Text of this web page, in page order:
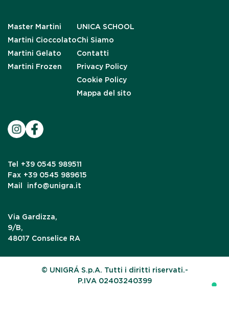
Master Martini
Martini Cioccolato
Martini Gelato
Martini Frozen
UNICA SCHOOL
Chi Siamo
Contatti
Privacy Policy
Cookie Policy
Mappa del sito
Tel
+39 0545 989511
Fax +39 0545 989615
Mail
info@unigra.it
Via Gardizza,
9/B,
48017 Conselice RA
© UNIGRÁ S.p.A. Tutti i diritti riservati.-
P.IVA 02403240399